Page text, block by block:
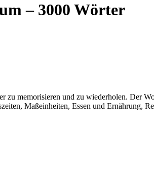
– 3000 Wörter
memorisieren und zu wiederholen. Der
Maßeinheiten, Essen und Ernährung,